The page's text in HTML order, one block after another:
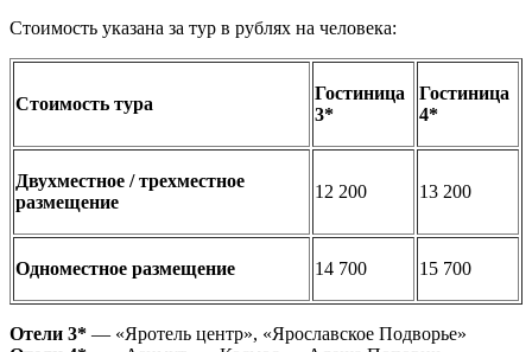
Стоимость указана за тур в рублях на человека:
Стоимость тура
Гостиница
3*
Гостиница
4*
Двухместное / трехместное
размещение
12 200 13 200
Одноместное размещение 14 700 15 700
Отели 3* — «Яротель центр», «Ярославское Подворье»